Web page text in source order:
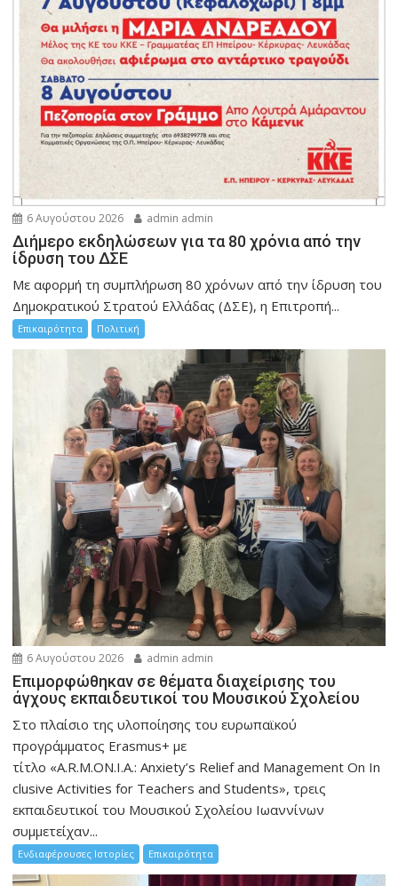
6 Αυγούστου 2026 admin admin
Διήμερο εκδηλώσεων για τα 80 χρόνια από την
ίδρυση του ΔΣΕ
Με αφορμή τη συμπλήρωση 80 χρόνων από την ίδρυση του
Δημοκρατικού Στρατού Ελλάδας (ΔΣΕ), η Επιτροπή...
Επικαιρότητα Πολιτική
6 Αυγούστου 2026 admin admin
Eπιμορφώθηκαν σε θέματα διαχείρισης του
άγχους εκπαιδευτικοί του Μουσικού Σχολείου
Στο πλαίσιο της υλοποίησης του ευρωπαϊκού
προγράμματος Erasmus+ με
τίτλο «A.R.M.ON.I.A.: Anxiety’s Relief and Management On In
clusive Activities for Teachers and Students», τρεις
εκπαιδευτικοί του Μουσικού Σχολείου Ιωαννίνων
συμμετείχαν...
Ενδιαφέρουσες Ιστορίες Επικαιρότητα